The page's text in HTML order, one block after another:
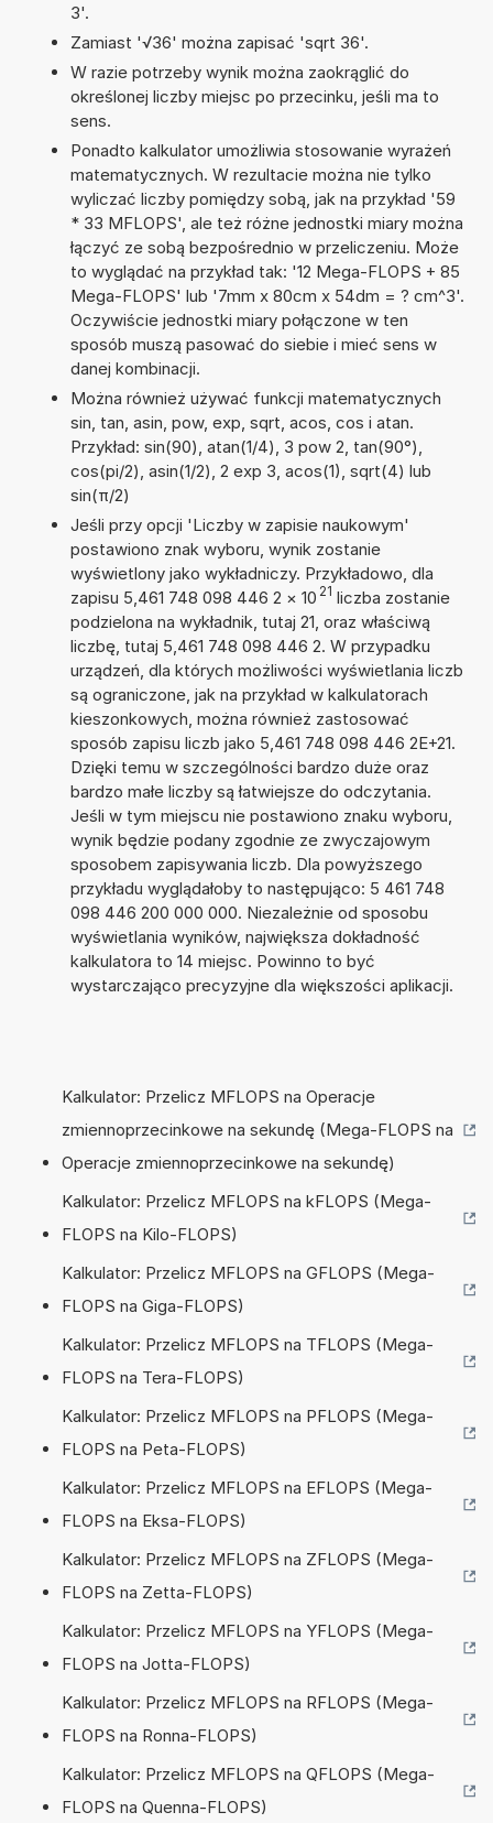
3'.
Zamiast '√36' można zapisać 'sqrt 36'.
W razie potrzeby wynik można zaokrąglić do
określonej liczby miejsc po przecinku, jeśli ma to
sens.
Ponadto kalkulator umożliwia stosowanie wyrażeń
matematycznych. W rezultacie można nie tylko
wyliczać liczby pomiędzy sobą, jak na przykład '59
* 33 MFLOPS', ale też różne jednostki miary można
łączyć ze sobą bezpośrednio w przeliczeniu. Może
to wyglądać na przykład tak: '12 Mega-FLOPS + 85
Mega-FLOPS' lub '7mm x 80cm x 54dm = ? cm^3'.
Oczywiście jednostki miary połączone w ten
sposób muszą pasować do siebie i mieć sens w
danej kombinacji.
Można również używać funkcji matematycznych
sin, tan, asin, pow, exp, sqrt, acos, cos i atan.
Przykład: sin(90), atan(1/4), 3 pow 2, tan(90°),
cos(pi/2), asin(1/2), 2 exp 3, acos(1), sqrt(4) lub
sin(π/2)
Jeśli przy opcji 'Liczby w zapisie naukowym'
postawiono znak wyboru, wynik zostanie
wyświetlony jako wykładniczy. Przykładowo, dla
zapisu 5,461 748 098 446 2 × 10 21 liczba zostanie
podzielona na wykładnik, tutaj 21, oraz właściwą
liczbę, tutaj 5,461 748 098 446 2. W przypadku
urządzeń, dla których możliwości wyświetlania liczb
są ograniczone, jak na przykład w kalkulatorach
kieszonkowych, można również zastosować
sposób zapisu liczb jako 5,461 748 098 446 2E+21.
Dzięki temu w szczególności bardzo duże oraz
bardzo małe liczby są łatwiejsze do odczytania.
Jeśli w tym miejscu nie postawiono znaku wyboru,
wynik będzie podany zgodnie ze zwyczajowym
sposobem zapisywania liczb. Dla powyższego
przykładu wyglądałoby to następująco: 5 461 748
098 446 200 000 000. Niezależnie od sposobu
wyświetlania wyników, największa dokładność
kalkulatora to 14 miejsc. Powinno to być
wystarczająco precyzyjne dla większości aplikacji.
Kalkulator: Przelicz MFLOPS na Operacje
zmiennoprzecinkowe na sekundę (Mega-FLOPS na
Operacje zmiennoprzecinkowe na sekundę)
Kalkulator: Przelicz MFLOPS na kFLOPS (Mega-
FLOPS na Kilo-FLOPS)
Kalkulator: Przelicz MFLOPS na GFLOPS (Mega-
FLOPS na Giga-FLOPS)
Kalkulator: Przelicz MFLOPS na TFLOPS (Mega-
FLOPS na Tera-FLOPS)
Kalkulator: Przelicz MFLOPS na PFLOPS (Mega-
FLOPS na Peta-FLOPS)
Kalkulator: Przelicz MFLOPS na EFLOPS (Mega-
FLOPS na Eksa-FLOPS)
Kalkulator: Przelicz MFLOPS na ZFLOPS (Mega-
FLOPS na Zetta-FLOPS)
Kalkulator: Przelicz MFLOPS na YFLOPS (Mega-
FLOPS na Jotta-FLOPS)
Kalkulator: Przelicz MFLOPS na RFLOPS (Mega-
FLOPS na Ronna-FLOPS)
Kalkulator: Przelicz MFLOPS na QFLOPS (Mega-
FLOPS na Quenna-FLOPS)